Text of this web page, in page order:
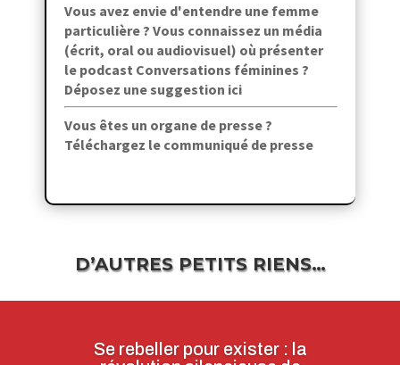
Vous avez envie d'entendre une femme
particulière ? Vous connaissez un média
(écrit, oral ou audiovisuel) où présenter
le podcast Conversations féminines ?
Déposez une suggestion ici
Vous êtes un organe de presse ?
Téléchargez le communiqué de presse
D’AUTRES PETITS RIENS…
Se rebeller pour exister : la